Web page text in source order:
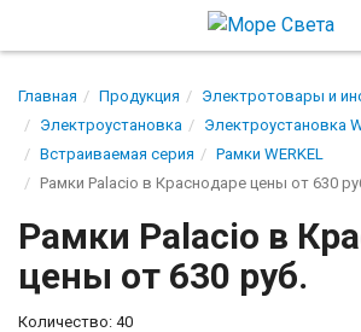
Главная Продукция
Электротовары и
Электроустановка
Электроустановка
Встраиваемая серия
Рамки WERKEL
Рамки Palacio в Краснодаре цены от 630
Рамки Palacio в
цены от 630 руб.
Количество: 40